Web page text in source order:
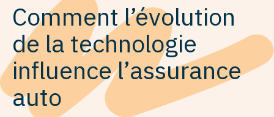
Comment l’évolution
de la technologie
influence l’assurance
auto